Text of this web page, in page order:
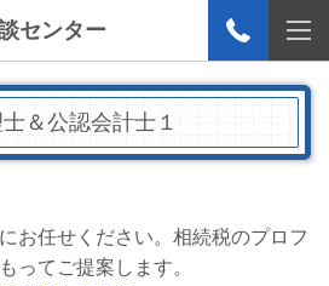
センター
＆公認会計士１
お任せください。相続税のプロフ
ってご提案します。